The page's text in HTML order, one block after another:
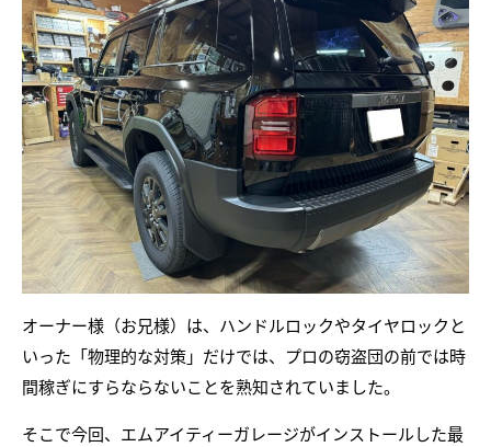
オーナー様（お兄様）は、ハンドルロックやタイヤロックと
いった「物理的な対策」だけでは、プロの窃盗団の前では時
間稼ぎにすらならないことを熟知されていました。
そこで今回、エムアイティーガレージがインストールした最